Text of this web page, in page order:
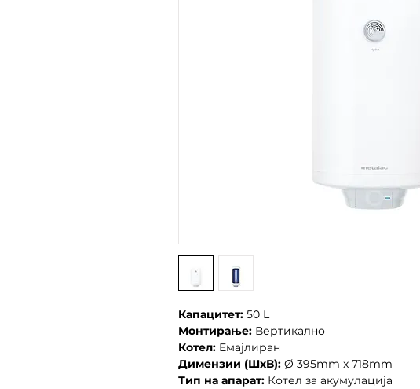
Капацитет: 50 L
Монтирање: Вертикално
Котел: Eмајлиран
Димензии (ШxВ): Ø 395mm x 718mm
Тип на апарат: Котел за акумулација